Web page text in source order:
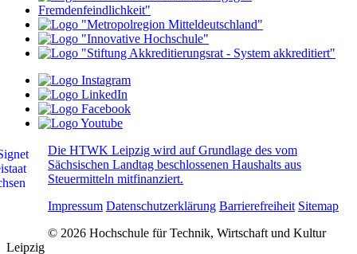
Die HTWK Leipzig wird auf Grundlage des vom
Sächsischen Landtag beschlossenen Haushalts aus
Steuermitteln mitfinanziert.
Impressum Datenschutzerklärung Barrierefreiheit Sitemap
© 2026 Hochschule für Technik, Wirtschaft und Kultur
Leipzig